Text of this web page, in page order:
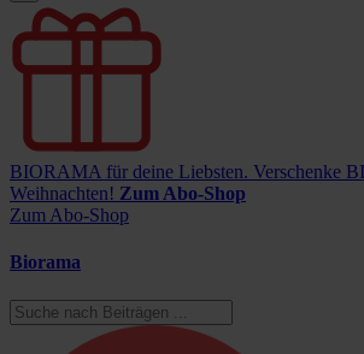
BIORAMA für deine Liebsten. Verschenke
Weihnachten! Zum Abo-Shop
Zum Abo-Shop
Biorama